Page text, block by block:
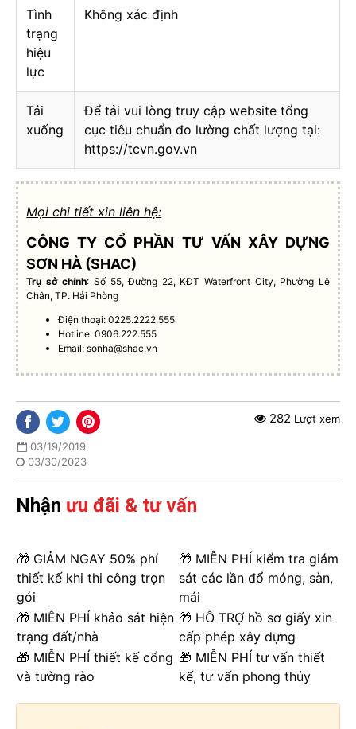
Tình
trạng
hiệu
lực
Không xác định
Tải
xuống
Để tải vui lòng truy cập website tổng
cục tiêu chuẩn đo lường chất lượng tại:
https://tcvn.gov.vn
Mọi chi tiết xin liên hệ:
CÔNG TY CỔ PHẦN TƯ VẤN XÂY DỰNG
SƠN HÀ (SHAC)
Trụ sở chính: Số 55, Đường 22, KĐT Waterfront City, Phường Lê
Chân, TP. Hải Phòng
Điện thoại: 0225.2222.555
Hotline: 0906.222.555
Email:sonha@shac.vn
03/19/2019
03/30/2023
282 Lượt xem
Nhận ưu đãi & tư vấn
🎁 GIẢM NGAY 50% phí
thiết kế khi thi công trọn
gói
🎁 MIỄN PHÍ kiểm tra giám
sát các lần đổ móng, sàn,
mái
🎁 MIỄN PHÍ khảo sát hiện
trạng đất/nhà
🎁 HỖ TRỢ hồ sơ giấy xin
cấp phép xây dựng
🎁 MIỄN PHÍ thiết kế cổng
và tường rào
🎁 MIỄN PHÍ tư vấn thiết
kế, tư vấn phong thủy